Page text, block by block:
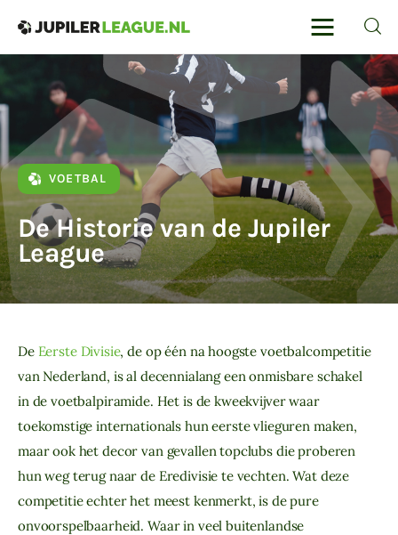
Jupilerleague
Voor de liefhebbers van voetbal en
autosport
Home
Voetbal
Sport
Sportreizen
VOETBAL
De Historie van de Jupiler
League
De Eerste Divisie, de op één na hoogste voetbalcompetitie
van Nederland, is al decennialang een onmisbare schakel
in de voetbalpiramide. Het is de kweekvijver waar
toekomstige internationals hun eerste vlieguren maken,
maar ook het decor van gevallen topclubs die proberen
hun weg terug naar de Eredivisie te vechten. Wat deze
competitie echter het meest kenmerkt, is de pure
onvoorspelbaarheid. Waar in veel buitenlandse